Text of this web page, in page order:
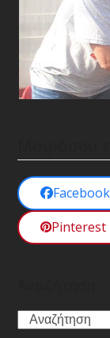
Facebook
Pinterest
Search